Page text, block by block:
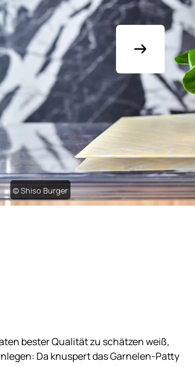
© Shiso Burger
bester Qualität zu schätzen weiß,
Da knuspert das Garnelen-Patty